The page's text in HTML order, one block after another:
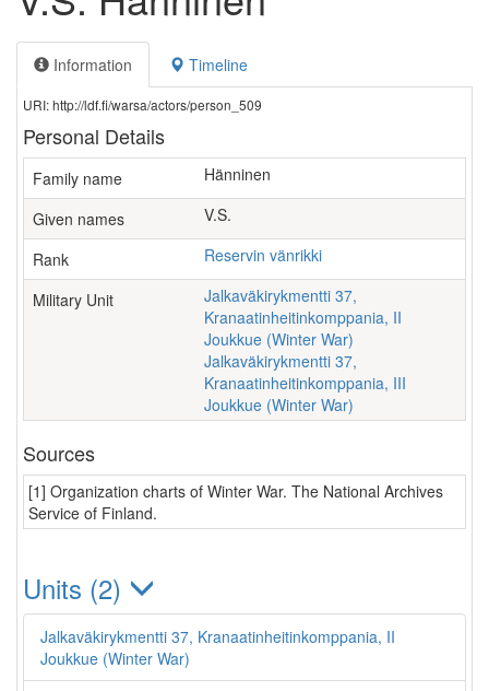
Information Timeline
URI: http://ldf.fi/warsa/actors/person_509
Personal Details
Family name Hänninen
Given names V.S.
Rank Reservin vänrikki
Military Unit
Jalkaväkirykmentti 37,
Kranaatinheitinkomppania, II
Joukkue (Winter War)
Jalkaväkirykmentti 37,
Kranaatinheitinkomppania, III
Joukkue (Winter War)
Sources
[1] Organization charts of Winter War. The National Archives
Service of Finland.
Units (2)
Jalkaväkirykmentti 37, Kranaatinheitinkomppania, II
Joukkue (Winter War)